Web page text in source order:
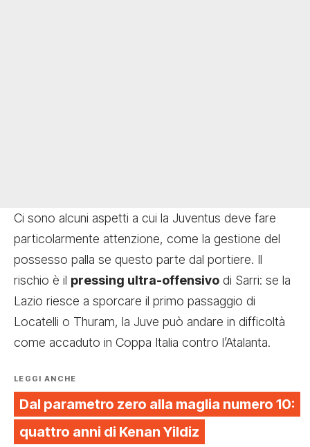
Ci sono alcuni aspetti a cui la Juventus deve fare
particolarmente attenzione, come la gestione del
possesso palla se questo parte dal portiere. Il
rischio è il pressing ultra-offensivo di Sarri: se la
Lazio riesce a sporcare il primo passaggio di
Locatelli o Thuram, la Juve può andare in difficoltà
come accaduto in Coppa Italia contro l’Atalanta.
LEGGI ANCHE
Dal parametro zero alla maglia numero 10:
quattro anni di Kenan Yildiz